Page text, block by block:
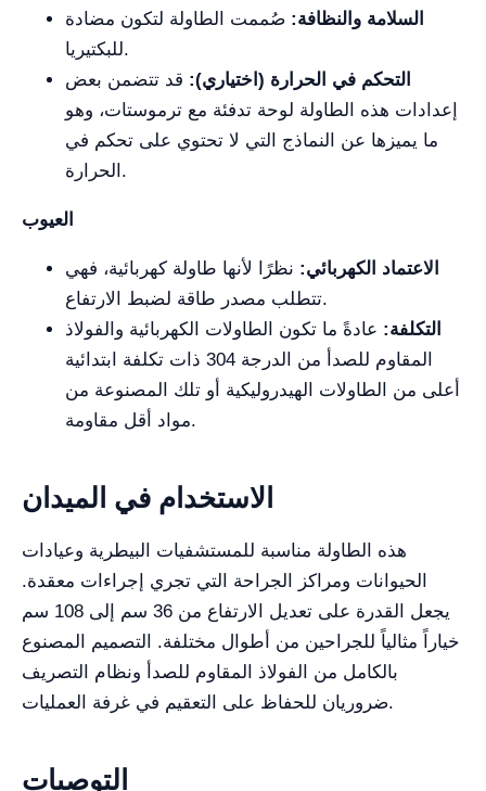
السلامة والنظافة: صُممت الطاولة لتكون مضادة
للبكتيريا.
التحكم في الحرارة (اختياري): قد تتضمن بعض
إعدادات هذه الطاولة لوحة تدفئة مع ترموستات، وهو
ما يميزها عن النماذج التي لا تحتوي على تحكم في
الحرارة.
العيوب
الاعتماد الكهربائي: نظرًا لأنها طاولة كهربائية، فهي
تتطلب مصدر طاقة لضبط الارتفاع.
التكلفة: عادةً ما تكون الطاولات الكهربائية والفولاذ
المقاوم للصدأ من الدرجة 304 ذات تكلفة ابتدائية
أعلى من الطاولات الهيدروليكية أو تلك المصنوعة من
مواد أقل مقاومة.
الاستخدام في الميدان
هذه الطاولة مناسبة للمستشفيات البيطرية وعيادات
الحيوانات ومراكز الجراحة التي تجري إجراءات معقدة.
يجعل القدرة على تعديل الارتفاع من 36 سم إلى 108 سم
خياراً مثالياً للجراحين من أطوال مختلفة. التصميم المصنوع
بالكامل من الفولاذ المقاوم للصدأ ونظام التصريف
ضروريان للحفاظ على التعقيم في غرفة العمليات.
التوصيات